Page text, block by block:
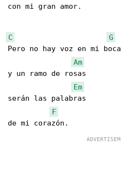
con mi gran amor.
C
G
Pero no hay voz en mi boca
Am
y un ramo de rosas
Em
serán las palabras
F